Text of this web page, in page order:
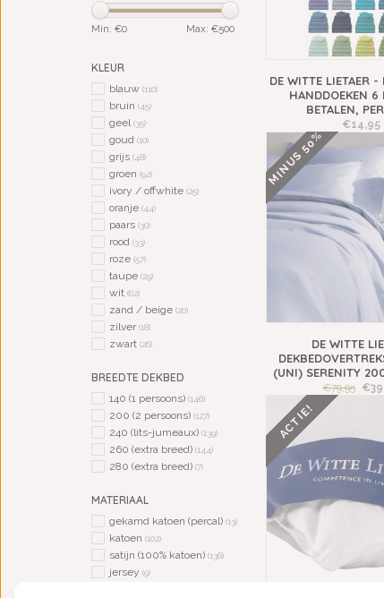
Min: €0 Max: €500
KLEUR
blauw (110)
bruin (45)
geel(35)
goud (10)
grijs (48)
groen (92)
ivory / offwhite (25)
oranje (44)
paars (30)
rood (33)
roze (57)
taupe (29)
wit (62)
zand / beige (20)
zilver (18)
zwart (26)
BREEDTE DEKBED
140 (1 persoons) (146)
200 (2 persoons) (127)
240 (lits-jumeaux) (139)
260 (extra breed) (144)
280 (extra breed) (7)
MATERIAAL
gekamd katoen (percal) (13)
katoen (102)
satijn (100% katoen) (136)
jersey (9)
DE WITTE LIETAER -
HANDDOEKEN 6
BETALEN,
€14,95
MINUS 50%
DE WITTE
(UNI) SERENITY
€79,95
ACTIE!